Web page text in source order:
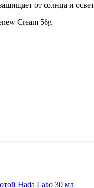
от солнца и
Cream 56g